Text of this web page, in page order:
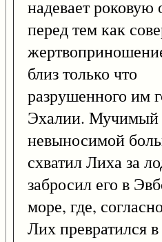
надевает роковую
перед тем как
близ только что
разрушенного им
Эхалии. Мучимый
невыносимой
схватил Лиха за
забросил его в
море, где, согласно
Лих превратился